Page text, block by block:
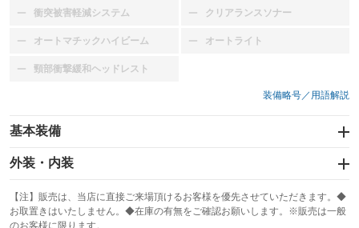
衝突被害軽減システム
：装備なし クリアランスソナー
：装備なし
オートマチックハイビーム
：装備なし オートライト
：装備なし
頸部衝撃緩和ヘッドレスト
：装備なし
装備略号／用語解説
基本装備
エアバッグ：運転席/助手席
：装備あり
：装備あり
サンルーフ
：装備なし ABS
外装・内装
カーナビ：メモリーナビ他
：装備あり
TV：ワンセグ
：装備あり
【注】販売は、当店に直接ご来場頂けるお客様を優先させていただきます。◆
お取置きはいたしません。◆在庫の有無をご確認お願いします。※販売は一般
のお客様に限ります。